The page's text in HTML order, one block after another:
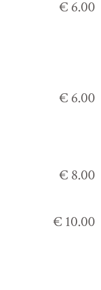
€ 6.00
€ 6.00
€ 8.00
€ 10.00